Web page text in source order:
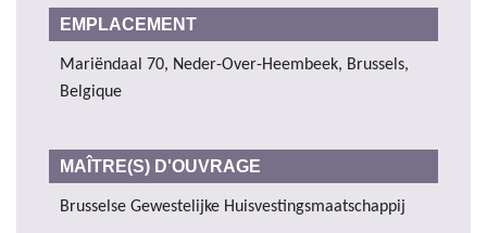
EMPLACEMENT
Mariëndaal 70, Neder-Over-Heembeek, Brussels,
Belgique
MAÎTRE(S) D'OUVRAGE
Brusselse Gewestelijke Huisvestingsmaatschappij